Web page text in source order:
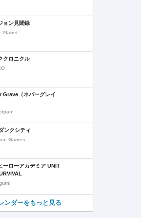
ョン見聞録
Planet
クロニクル
Grave（ネバーグレイ
ンクシティ
Games
ーローアカデミア UNIT
ンダーをもっと見る